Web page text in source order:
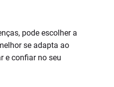
pode escolher a
se adapta ao
e confiar no seu